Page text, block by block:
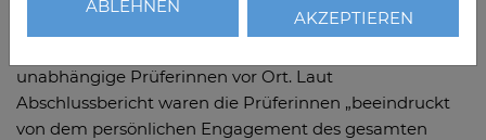
Im Hinblick auf die Kriterien Bindung, Entwicklung und
unabhängige Prüferinnen vor Ort. Laut
Abschlussbericht waren die Prüferinnen „beeindruckt
von dem persönlichen Engagement des gesamten
ABLEHNEN
AKZEPTIEREN